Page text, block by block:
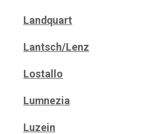
Landquart
Lantsch/Lenz
Lostallo
Lumnezia
Luzein